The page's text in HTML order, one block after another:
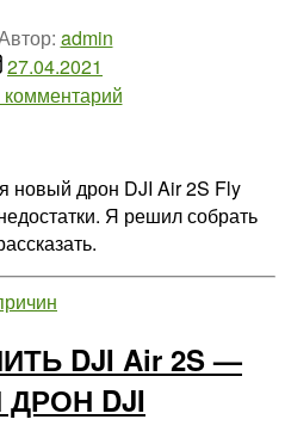
admin
27.04.2021
комментарийк
ПРИЧИН
НЕ
ПОКУПАТЬ
Air
ОБЗОР
МИНУСОВ
НОВОГО
новый дрон DJI Air 2S Fly
Я решил собрать
Рубрики
DJI Air 2S —
DJI